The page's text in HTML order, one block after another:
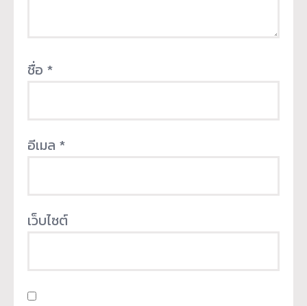
ชื่อ *
อีเมล *
เว็บไซต์